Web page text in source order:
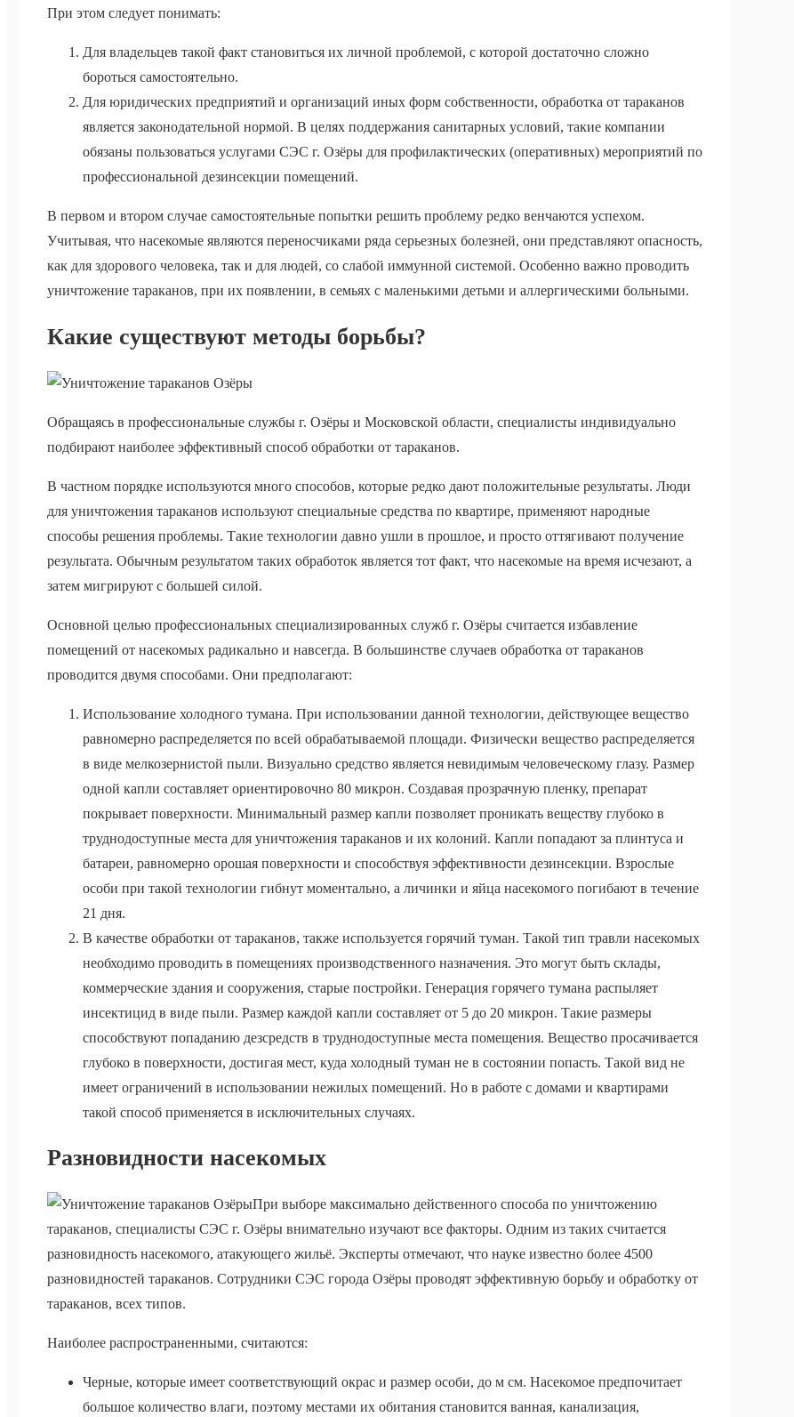
При этом следует понимать:
Для владельцев такой факт становиться их личной проблемой, с которой достаточно сложно
бороться самостоятельно.
Для юридических предприятий и организаций иных форм собственности, обработка от тараканов
является законодательной нормой. В целях поддержания санитарных условий, такие компании
обязаны пользоваться услугами СЭС г. Озёры для профилактических (оперативных) мероприятий по
профессиональной дезинсекции помещений.
В первом и втором случае самостоятельные попытки решить проблему редко венчаются успехом.
Учитывая, что насекомые являются переносчиками ряда серьезных болезней, они представляют опасность,
как для здорового человека, так и для людей, со слабой иммунной системой. Особенно важно проводить
уничтожение тараканов, при их появлении, в семьях с маленькими детьми и аллергическими больными.
Какие существуют методы борьбы?
Обращаясь в профессиональные службы г. Озёры и Московской области, специалисты индивидуально
подбирают наиболее эффективный способ обработки от тараканов.
В частном порядке используются много способов, которые редко дают положительные результаты. Люди
для уничтожения тараканов используют специальные средства по квартире, применяют народные
способы решения проблемы. Такие технологии давно ушли в прошлое, и просто оттягивают получение
результата. Обычным результатом таких обработок является тот факт, что насекомые на время исчезают, а
затем мигрируют с большей силой.
Основной целью профессиональных специализированных служб г. Озёры считается избавление
помещений от насекомых радикально и навсегда. В большинстве случаев обработка от тараканов
проводится двумя способами. Они предполагают:
Использование холодного тумана. При использовании данной технологии, действующее вещество
равномерно распределяется по всей обрабатываемой площади. Физически вещество распределяется
в виде мелкозернистой пыли. Визуально средство является невидимым человеческому глазу. Размер
одной капли составляет ориентировочно 80 микрон. Создавая прозрачную пленку, препарат
покрывает поверхности. Минимальный размер капли позволяет проникать веществу глубоко в
труднодоступные места для уничтожения тараканов и их колоний. Капли попадают за плинтуса и
батареи, равномерно орошая поверхности и способствуя эффективности дезинсекции. Взрослые
особи при такой технологии гибнут моментально, а личинки и яйца насекомого погибают в течение
21 дня.
В качестве обработки от тараканов, также используется горячий туман. Такой тип травли насекомых
необходимо проводить в помещениях производственного назначения. Это могут быть склады,
коммерческие здания и сооружения, старые постройки. Генерация горячего тумана распыляет
инсектицид в виде пыли. Размер каждой капли составляет от 5 до 20 микрон. Такие размеры
способствуют попаданию дезсредств в труднодоступные места помещения. Вещество просачивается
глубоко в поверхности, достигая мест, куда холодный туман не в состоянии попасть. Такой вид не
имеет ограничений в использовании нежилых помещений. Но в работе с домами и квартирами
такой способ применяется в исключительных случаях.
Разновидности насекомых
При выборе максимально действенного способа по уничтожению
тараканов, специалисты СЭС г. Озёры внимательно изучают все факторы. Одним из таких считается
разновидность насекомого, атакующего жильё. Эксперты отмечают, что науке известно более 4500
разновидностей тараканов. Сотрудники СЭС города Озёры проводят эффективную борьбу и обработку от
тараканов, всех типов.
Наиболее распространенными, считаются:
Черные, которые имеет соответствующий окрас и размер особи, до м см. Насекомое предпочитает
большое количество влаги, поэтому местами их обитания становится ванная, канализация,